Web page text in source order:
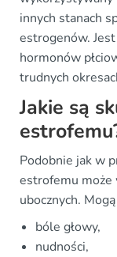
innych stanach
estrogenów.
hormonów
trudnych
Jakie są
Podobnie jak w
estrofemu może
ubocznych.
bóle głowy,
nudności,